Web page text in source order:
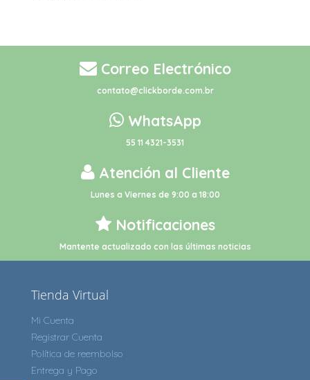
Correo Electrónico
contato@clickborde.com.br
WhatsApp
55 11 4321-3531
Atención al Cliente
Lunes a Viernes de 9:00 a 18:00
Notificaciones
Mantente actualizado con las últimas noticias
Tienda Virtual
Mi Cuenta
Registrar Cuenta
Política de reembolso
Entrega y Pago